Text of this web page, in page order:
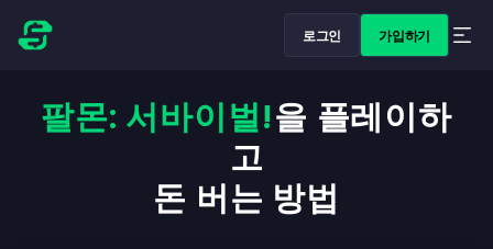
로그인 가입하기
팔몬: 서바이벌!을 플레이하
고
돈 버는 방법